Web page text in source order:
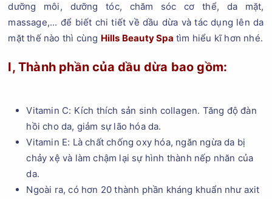
dưỡng môi, dưỡng tóc, chăm sóc cơ thể, da mặt,
massage,... để biết chi tiết về dầu dừa và tác dụng lên da
mặt thế nào thì cùng Hills Beauty Spa tìm hiểu kĩ hơn nhé.
I, Thành phần của dầu dừa bao gồm:
Vitamin C: Kích thích sản sinh collagen. Tăng độ đàn
hồi cho da, giảm sự lão hóa da.
Vitamin E: Là chất chống oxy hóa, ngăn ngừa da bị
chảy xệ và làm chậm lại sự hình thành nếp nhăn của
da.
Ngoài ra, có hơn 20 thành phần kháng khuẩn như axit